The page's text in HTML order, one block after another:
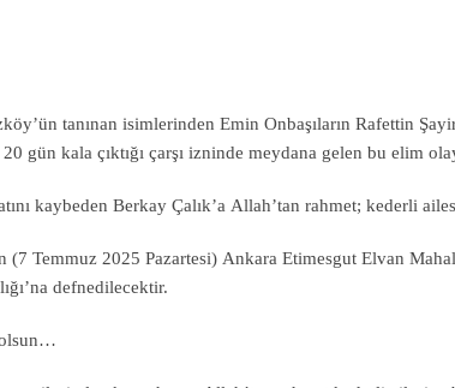
tanınan isimlerinden Emin Onbaşıların Rafettin
gün kala çıktığı çarşı izninde meydana gelen bu elim
kaybeden Berkay Çalık’a Allah’tan rahmet; kederli
(7 Temmuz 2025 Pazartesi) Ankara Etimesgut Elvan
defnedilecektir.
olsun…